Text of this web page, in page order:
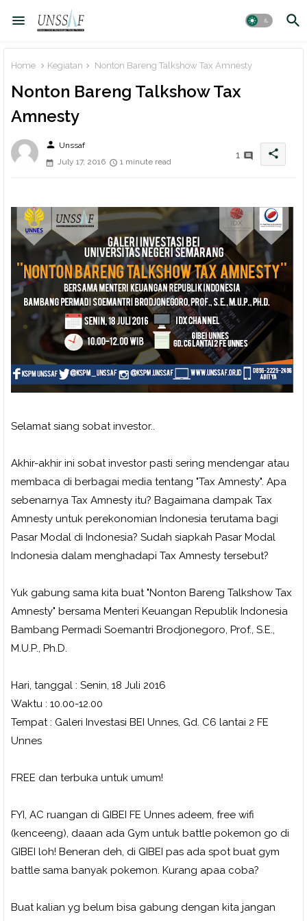
Home Kegiatan Nonton Bareng Talkshow Tax Amnesty
Nonton Bareng Talkshow Tax
Amnesty
person Unssaf
July 17, 2016
1 minute read
1 share
Selamat siang sobat investor..
Akhir-akhir ini sobat investor pasti sering mendengar atau
membaca di berbagai media tentang "Tax Amnesty". Apa
sebenarnya Tax Amnesty itu? Bagaimana dampak Tax
Amnesty untuk perekonomian Indonesia terutama bagi
Pasar Modal di Indonesia? Sudah siapkah Pasar Modal
Indonesia dalam menghadapi Tax Amnesty tersebut?
Yuk gabung sama kita buat "Nonton Bareng Talkshow Tax
Amnesty" bersama Menteri Keuangan Republik Indonesia
Bambang Permadi Soemantri Brodjonegoro, Prof., S.E.,
M.U.P., Ph.D.
Hari, tanggal : Senin, 18 Juli 2016
Waktu : 10.00-12.00
Tempat : Galeri Investasi BEI Unnes, Gd. C6 lantai 2 FE
Unnes
FREE dan terbuka untuk umum!
FYI, AC ruangan di GIBEI FE Unnes adeem, free wifi
(kenceeng), daaan ada Gym untuk battle pokemon go di
GIBEI loh! Beneran deh, di GIBEI pas ada spot buat gym
battle sama banyak pokemon. Kurang apaa coba?
Buat kalian yg belum bisa gabung dengan kita jangan